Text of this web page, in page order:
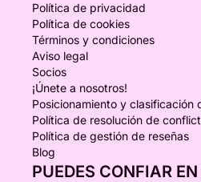
Política de privacidad
Política de cookies
Términos y condiciones
Aviso legal
Socios
¡Únete a nosotros!
Posicionamiento y clasificación
Política de resolución de
Política de gestión de reseñas
Blog
PUEDES CONFIAR